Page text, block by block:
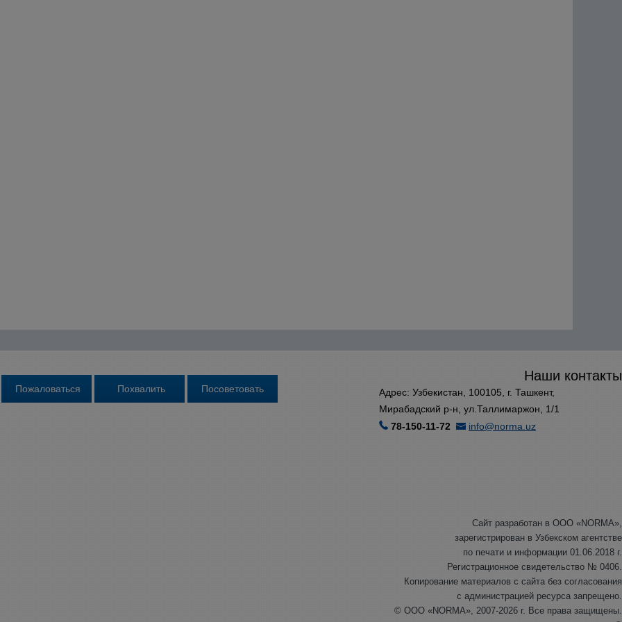
Наши контакты
Адрес: Узбекистан, 100105, г. Ташкент,
Мирабадский р-н, ул.Таллимаржон, 1/1
78-150-11-72
info@norma.uz
Сайт разработан в ООО «NORMA»,
зарегистрирован в Узбекском агентстве
по печати и информации 01.06.2018 г.
Регистрационное свидетельство № 0406.
Копирование материалов с сайта без согласования
с администрацией ресурса запрещено.
© ООО «NORMA», 2007-2026 г. Все права защищены.